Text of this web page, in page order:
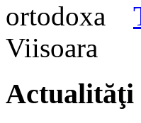
Actualităţi